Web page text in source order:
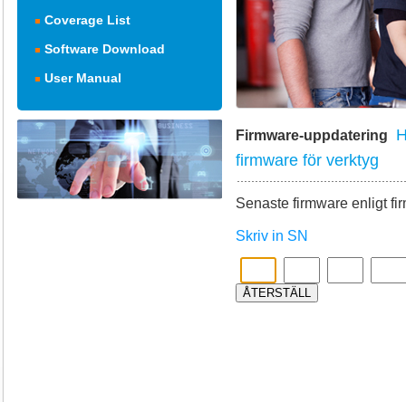
Coverage List
Software Download
User Manual
Firmware-uppdatering
firmware för verktyg
Senaste firmware enligt
Skriv in SN